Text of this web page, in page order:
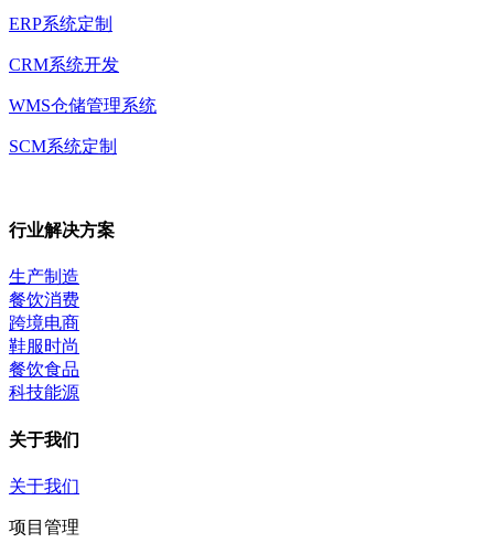
ERP系统定制
CRM系统开发
WMS仓储管理系统
SCM系统定制
行业解决方案
生产制造
餐饮消费
跨境电商
鞋服时尚
餐饮食品
科技能源
关于我们
关于我们
项目管理